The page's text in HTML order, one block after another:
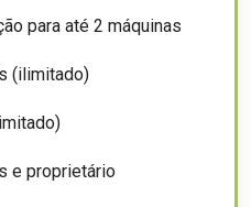
para até 2 máquinas
(ilimitado)
e proprietário